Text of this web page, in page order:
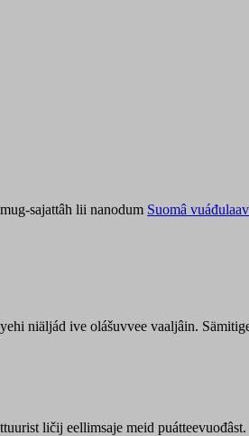
sajattâh lii nanodum Suomâ
niäljád ive olášuvvee vaaljâin.
ličij eellimsaje meid puátteevuođâst.